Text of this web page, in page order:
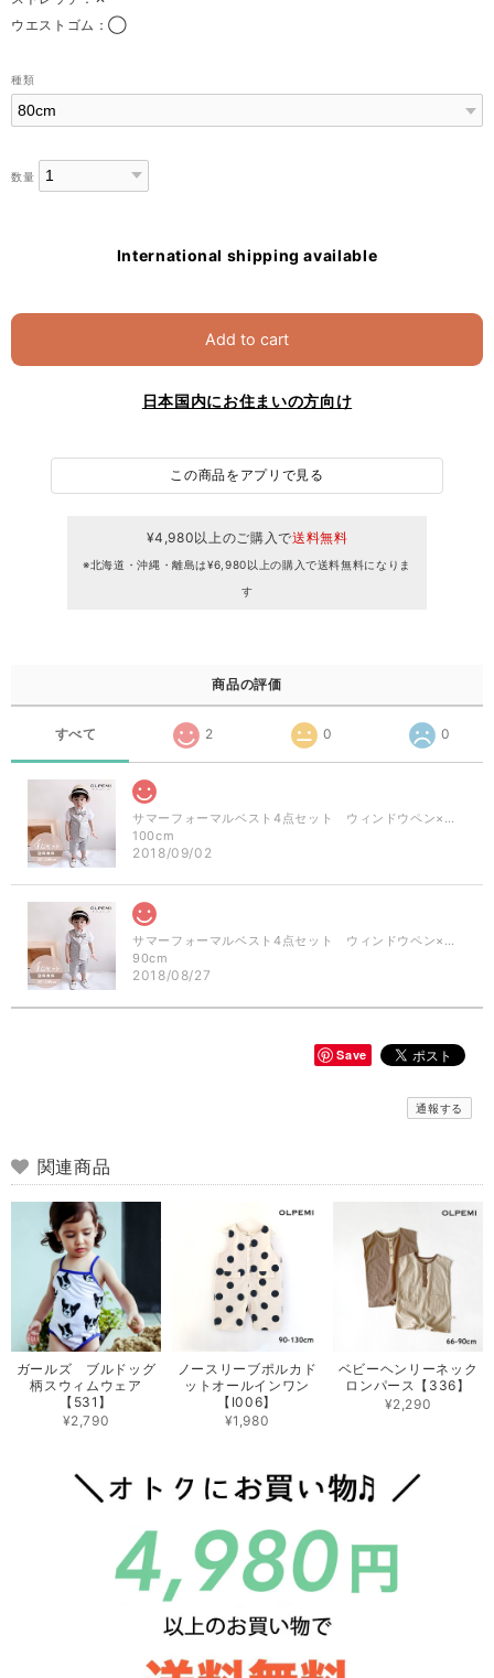
ウエストゴム：◯
種類
数量
International shipping available
Add to cart
日本国内にお住まいの方向け
この商品をアプリで見る
¥4,980以上のご購入で送料無料
※北海道・沖縄・離島は¥6,980以上の購入で送料無料になりま
す
商品の評価
すべて 2 0 0
サマーフォーマルベスト4点セット ウィンドウペン×ライトグレー
100cm
2018/09/02
サマーフォーマルベスト4点セット ウィンドウペン×ライトグレー
90cm
2018/08/27
Save
通報する
関連商品
ガールズ ブルドッグ
柄スウィムウェア
【531】
¥2,790
ノースリーブポルカド
ットオールインワン
【I006】
¥1,980
ベビーヘンリーネック
ロンパース【336】
¥2,290